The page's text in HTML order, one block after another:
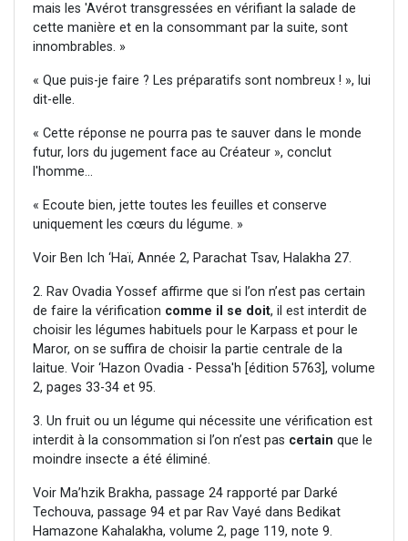
mais les 'Avérot transgressées en vérifiant la salade de
cette manière et en la consommant par la suite, sont
innombrables. »
« Que puis-je faire ? Les préparatifs sont nombreux ! », lui
dit-elle.
« Cette réponse ne pourra pas te sauver dans le monde
futur, lors du jugement face au Créateur », conclut
l'homme...
« Ecoute bien, jette toutes les feuilles et conserve
uniquement les cœurs du légume. »
Voir Ben Ich ‘Haï, Année 2, Parachat Tsav, Halakha 27.
2. Rav Ovadia Yossef affirme que si l’on n’est pas certain
de faire la vérification comme il se doit, il est interdit de
choisir les légumes habituels pour le Karpass et pour le
Maror, on se suffira de choisir la partie centrale de la
laitue. Voir ‘Hazon Ovadia - Pessa'h [édition 5763], volume
2, pages 33-34 et 95.
3. Un fruit ou un légume qui nécessite une vérification est
interdit à la consommation si l’on n’est pas certain que le
moindre insecte a été éliminé.
Voir Ma’hzik Brakha, passage 24 rapporté par Darké
Techouva, passage 94 et par Rav Vayé dans Bedikat
Hamazone Kahalakha, volume 2, page 119, note 9.